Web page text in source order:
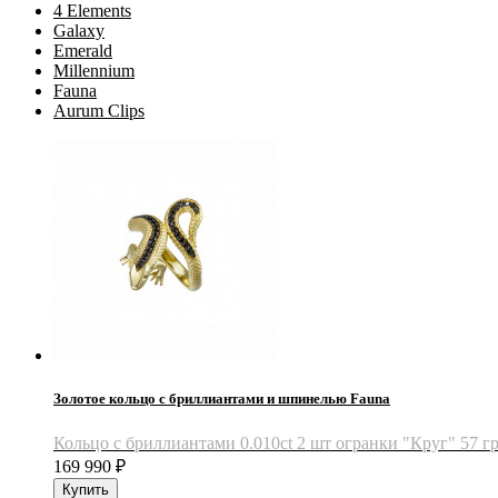
4 Elements
Galaxy
Emerald
Millennium
Fauna
Aurum Clips
Золотое кольцо с бриллиантами и шпинелью Fauna
Кольцо с бриллиантами 0.010ct 2 шт огранки "Круг" 57
169 990 ₽